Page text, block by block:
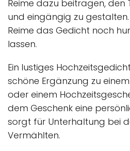
Reime dazu beitragen, den
und eingängig zu
Reime das Gedicht noch
lassen.
Ein lustiges
schöne Ergänzung zu
oder einem
dem Geschenk eine
sorgt für Unterhaltung bei
Vermählten.